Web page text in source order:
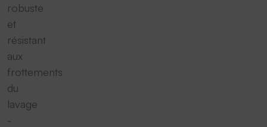
robuste
et
résistant
aux
frottements
du
lavage
-